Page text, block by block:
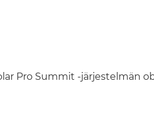
Pro Summit -järjestelmän